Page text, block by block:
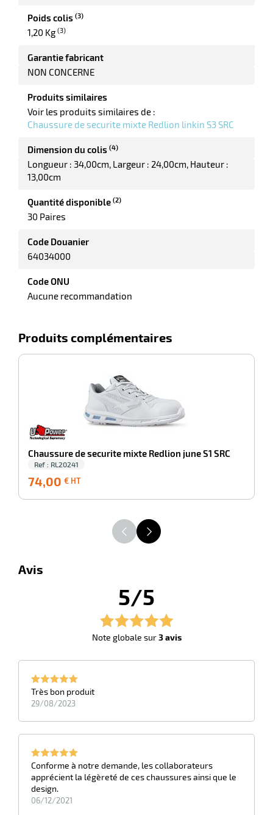
Poids colis (3)
1,20 Kg (3)
Garantie fabricant
NON CONCERNE
Produits similaires
Voir les produits similaires de :
Chaussure de securite mixte Redlion linkin S3 SRC
Dimension du colis (4)
Longueur : 34,00cm Largeur : 24,00cm Hauteur :
13,00cm
Quantité disponible (2)
30 Paires
Code Douanier
64034000
Code ONU
Aucune recommandation
Produits complémentaires
Chaussure de securite mixte Redlion june S1 SRC
Ref : RL20241
74,00 € HT
HT
Avis
5/5
Note globale sur3 avis
Très bon produit
29/08/2023
Conforme à notre demande, les collaborateurs
apprécient la légèreté de ces chaussures ainsi que le
design.
06/12/2021